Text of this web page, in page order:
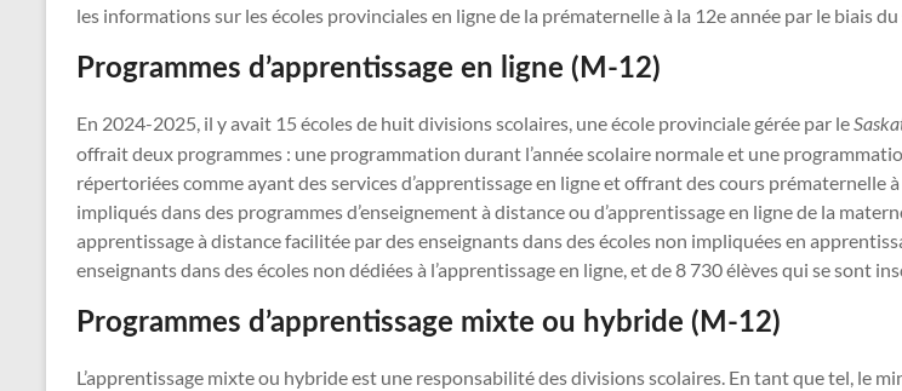
les informations sur les écoles provinciales en ligne de la prématernelle à la 12e année par le biais
Programmes d’apprentissage en ligne (M-12)
En 2024-2025, il y avait 15 écoles de huit divisions scolaires, une école provinciale gérée par le
offrait deux programmes : une programmation durant l’année scolaire normale et une
répertoriées comme ayant des services d’apprentissage en ligne et offrant des cours prématernelle
impliqués dans des programmes d’enseignement à distance ou d’apprentissage en ligne de la
apprentissage à distance facilitée par des enseignants dans des écoles non impliquées en
enseignants dans des écoles non dédiées à l’apprentissage en ligne, et de 8 730 élèves qui se sont
Programmes d’apprentissage mixte ou hybride (M-12)
L’apprentissage mixte ou hybride est une responsabilité des divisions scolaires. En tant que tel, le